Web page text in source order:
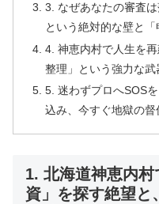
3. なぜあなたの審査
という絶対的な壁と
4. 神恵内村で人生を
整理」という強力な武
5. 迷わずプロへSOS
込み、今すぐ地獄の
1. 北海道神恵内
資」を探す絶望と